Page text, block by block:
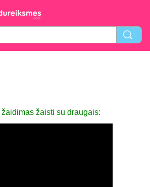
žaidimas žaisti su draugais: